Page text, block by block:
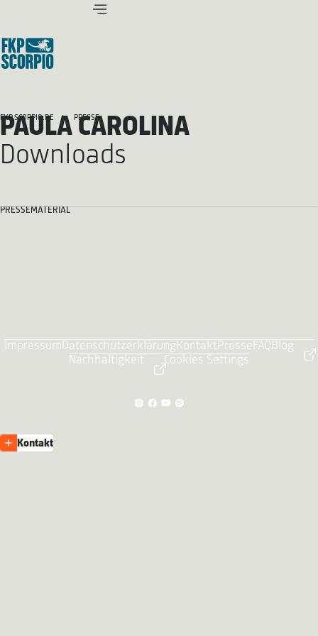
FKP SCORPIO.DE PRESSE
PAULA CAROLINA
Downloads
PRESSEMATERIAL
ImpressumDatenschutzerklärungKontaktPresse FAQBlog
Nachhaltigkeit
Cookies Settings
Kontakt